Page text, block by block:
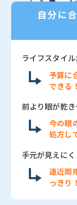
自分に
ライフスタイ
予算に
できる！
前より眼が乾
今の眼
処方し
手元が見えに
遠近両
っきり！